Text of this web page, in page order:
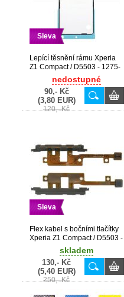
Sleva
Lepící těsnění rámu Xperia
Z1 Compact / D5503 - 1275-
nedostupné
90,- Kč
(3,80 EUR)
120,- Kč
Sleva
Flex kabel s bočními tlačítky
Xperia Z1 Compact / D5503 -
skladem
130,- Kč
(5,40 EUR)
250,- Kč